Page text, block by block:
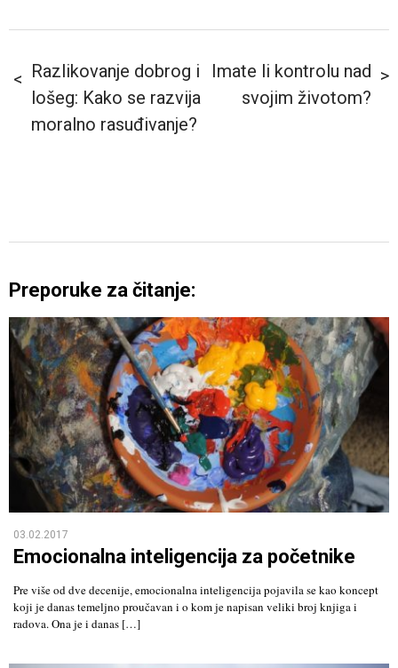
Razlikovanje dobrog i
lošeg: Kako se razvija
moralno rasuđivanje?
Imate li kontrolu nad
svojim životom?
Preporuke za čitanje:
03.02.2017
Emocionalna inteligencija za početnike
Pre više od dve decenije, emocionalna inteligencija pojavila se kao koncept
koji je danas temeljno proučavan i o kom je napisan veliki broj knjiga i
radova. Ona je i danas […]